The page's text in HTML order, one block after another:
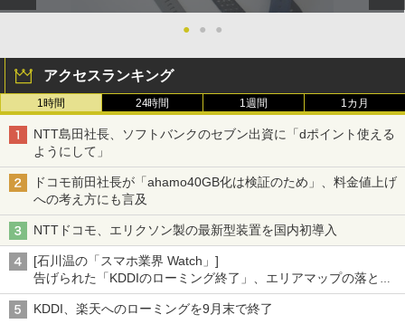
● ● ●
アクセスランキング
1時間 24時間 1週間 1カ月
NTT島田社長、ソフトバンクのセブン出資に「dポイント使える
ようにして」
ドコモ前田社長が「ahamo40GB化は検証のため」、料金値上げ
への考え方にも言及
NTTドコモ、エリクソン製の最新型装置を国内初導入
[石川温の「スマホ業界 Watch」]
告げられた「KDDIのローミング終了」、エリアマップの落とし
穴と楽天モバイルの課題
KDDI、楽天へのローミングを9月末で終了